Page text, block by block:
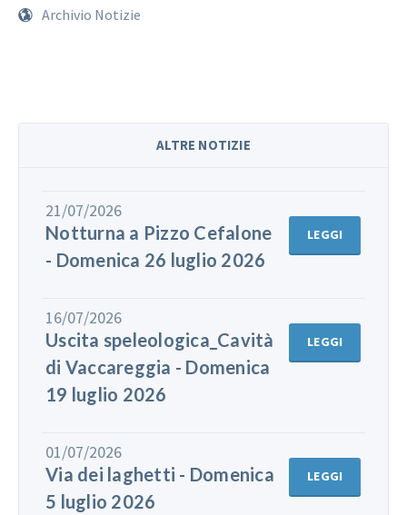
Archivio Notizie
ALTRE NOTIZIE
21/07/2026
Notturna a Pizzo Cefalone
- Domenica 26 luglio 2026
LEGGI
16/07/2026
Uscita speleologica_Cavità
di Vaccareggia - Domenica
19 luglio 2026
LEGGI
01/07/2026
Via dei laghetti - Domenica
5 luglio 2026
LEGGI